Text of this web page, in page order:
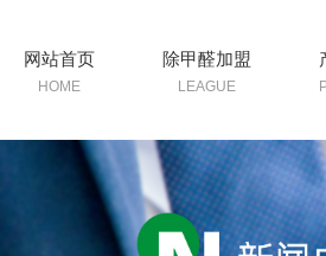
网站首页
HOME
除甲醛加盟
LEAGUE